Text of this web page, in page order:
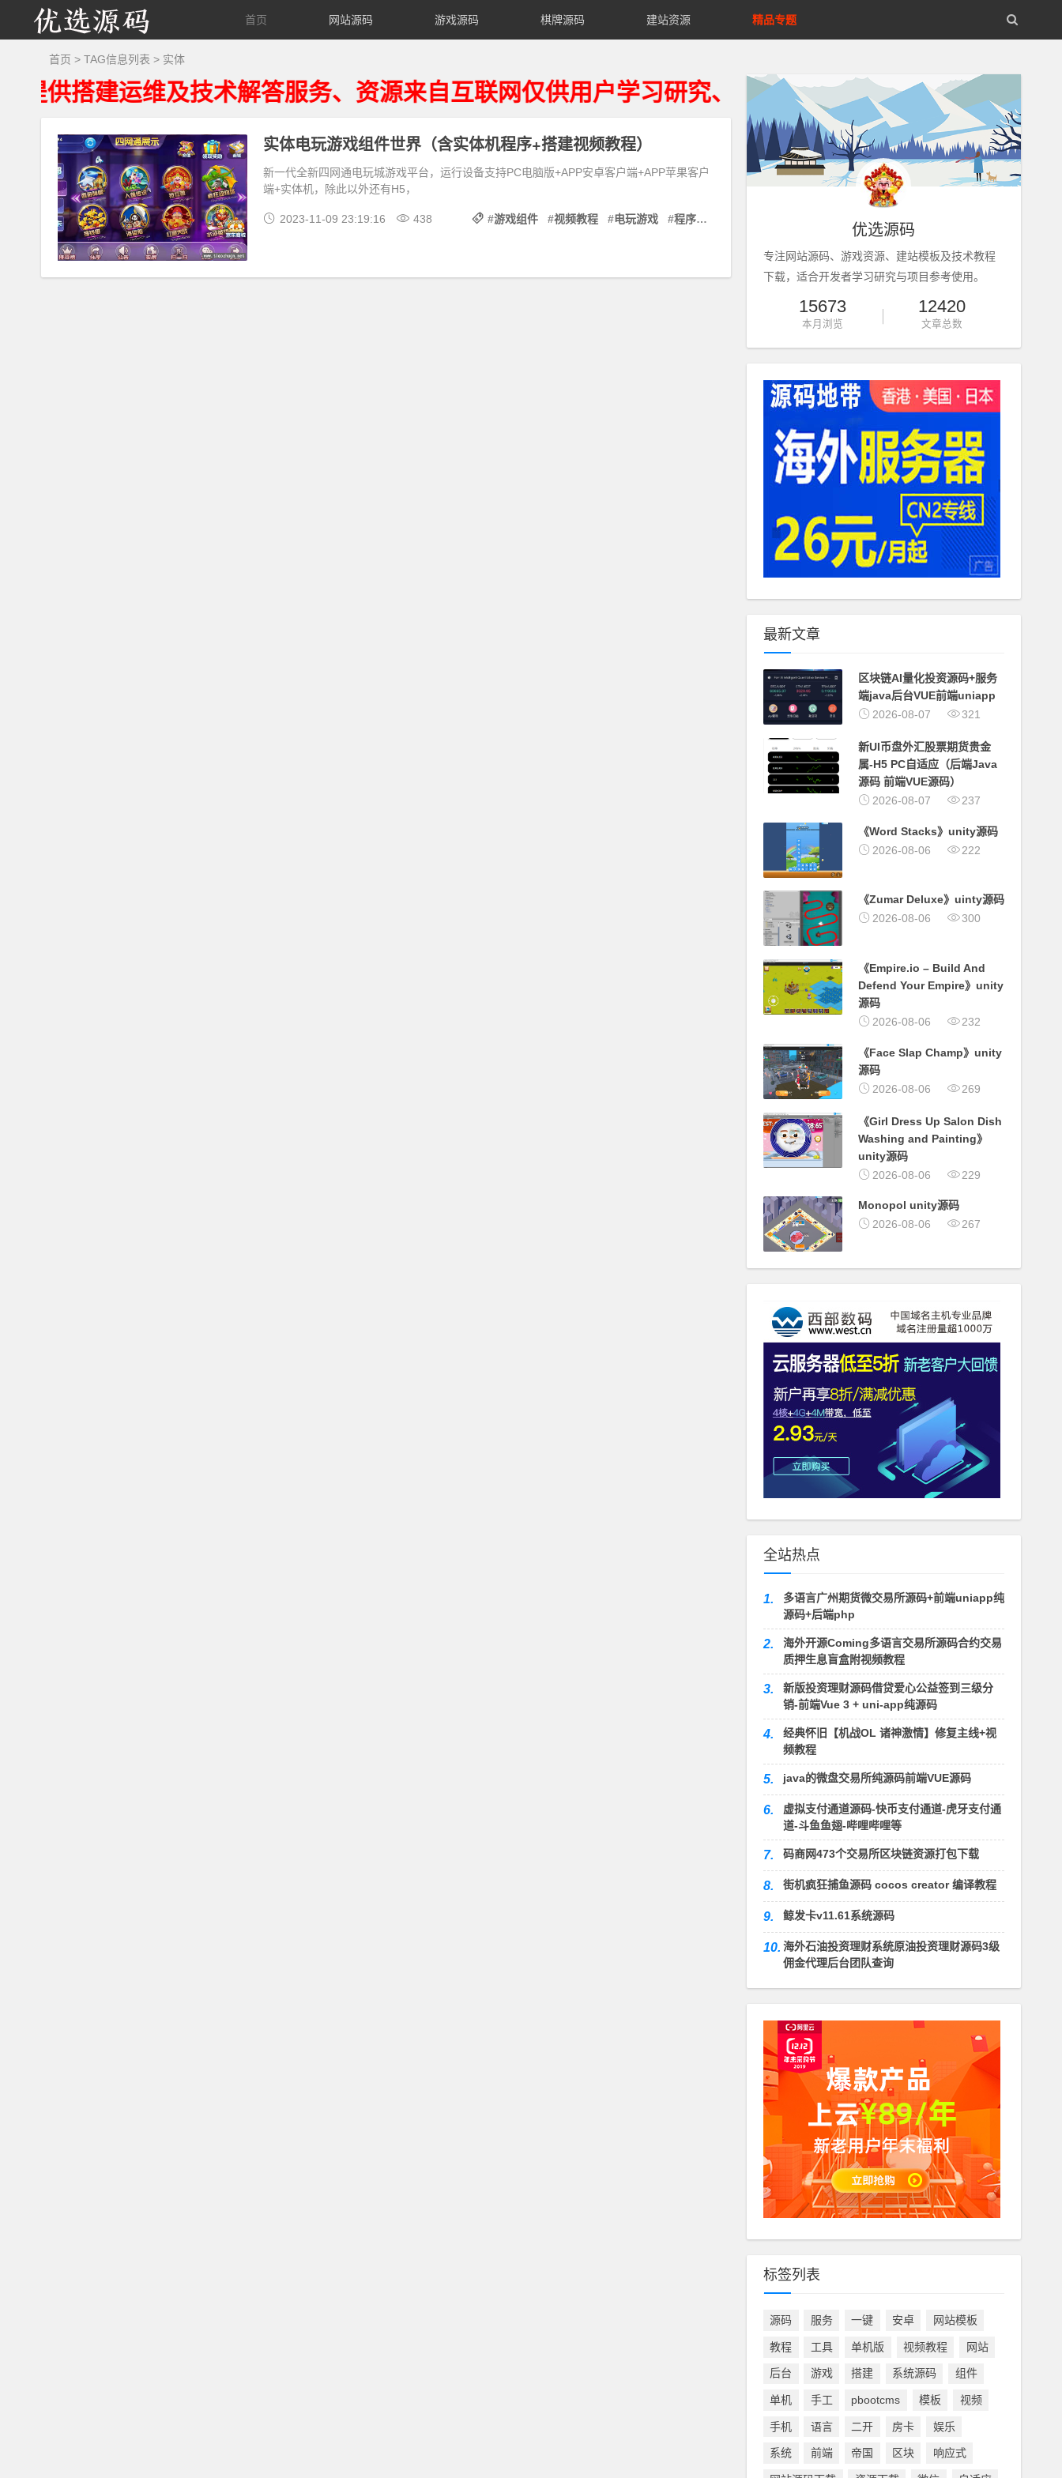
优
源
首页 网站源码 游戏源码 棋牌源码 建站资源 精品专题
首页 > TAG信息列表 > 实体
搭建运维及技术解答服务、资源来自互联网仅供用户学习研究、请获得资源24小时内从您的存储设
实体电玩游戏组件世界（含实体机程序+搭建视频教程）
新一代全新四网通电玩城游戏平台，运行设备支持PC电脑版+APP安卓客户端+APP苹果客户
端+实体机，除此以外还有H5，
2023-11-09 23:19:16 438 #游戏组件 #视频教程 #电玩游戏 #程序 #
优选源码
专注网站源码、游戏资源、建站模板及技术教程
下载，适合开发者学习研究与项目参考使用。
15673
本月浏览
12420
文章总数
最新文章
区块链AI量化投资源码+服务
端java后台VUE前端uniapp
2026-08-07
321
新UI币盘外汇股票期货贵金
属-H5 PC自适应（后端Java
源码 前端VUE源码）
2026-08-07
237
《Word Stacks》unity源码
2026-08-06
222
《Zumar Deluxe》uinty源码
2026-08-06
300
《Empire.io – Build And
Defend Your Empire》unity
源码
2026-08-06
232
《Face Slap Champ》unity
源码
2026-08-06
269
《Girl Dress Up Salon Dish
Washing and Painting》
unity源码
2026-08-06
229
Monopol unity源码
2026-08-06
267
全站热点
1.
多语言广州期货微交易所源码+前端uniapp纯
源码+后端php
2.
海外开源Coming多语言交易所源码合约交易
质押生息盲盒附视频教程
3.
新版投资理财源码借贷爱心公益签到三级分
销-前端Vue 3 + uni-app纯源码
4.
经典怀旧【机战OL 诸神激情】修复主线+视
频教程
5. java的微盘交易所纯源码前端VUE源码
6.
虚拟支付通道源码-快币支付通道-虎牙支付通
道-斗鱼鱼翅-哔哩哔哩等
7. 码商网473个交易所区块链资源打包下载
8. 街机疯狂捕鱼源码 cocos creator 编译教程
9. 鲸发卡v11.61系统源码
10. 海外石油投资理财系统原油投资理财源码3级
佣金代理后台团队查询
标签列表
源码 服务 一键 安卓 网站模板
教程 工具 单机版 视频教程 网站
后台 游戏 搭建 系统源码 组件
单机 手工 pbootcms 模板 视频
手机 语言 二开 房卡 娱乐
系统 前端 帝国 区块 响应式